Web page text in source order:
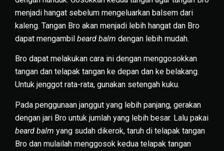
menjadi hangat sebelum mengeluarkan balsem dari
kaleng. Tangan Bro akan menjadi lebih hangat dan Bro
dapat mengambil beard balm dengan lebih mudah.
Bro dapat melakukan cara ini dengan menggosokkan
tangan dan telapak tangan ke depan dan ke belakang.
Untuk jenggot rata-rata, gunakan setengah kuku.
Pada penggunaan janggut yang lebih panjang, gerakan
dengan jari Bro untuk jumlah yang lebih besar. Lalu pakai
beard balm yang sudah dikerok, taruh di telapak tangan
Bro dan mulailah menggosok kedua telapak tangan